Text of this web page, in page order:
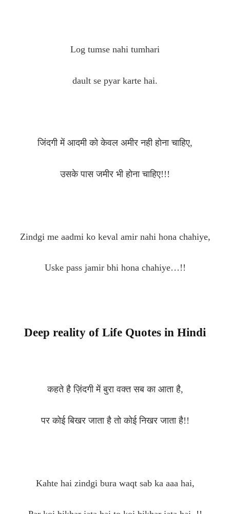
Log tumse nahi tumhari
dault se pyar karte hai.
जिंदगी में आदमी को केवल अमीर नही होना चाहिए,
उसके पास जमीर भी होना चाहिए!!!
Zindgi me aadmi ko keval amir nahi hona chahiye,
Uske pass jamir bhi hona chahiye…!!
Deep reality of Life Quotes in Hindi
कहते है ज़िंदगी में बुरा वक्त सब का आता है,
पर कोई बिखर जाता है तो कोई निखर जाता है!!
Kahte hai zindgi bura waqt sab ka aaa hai,